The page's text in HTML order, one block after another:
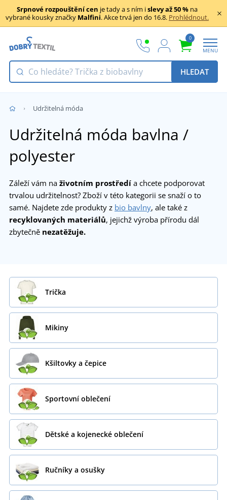
Srpnové rozpouštění cen je tady a s ním islevy až 50 % na
vybrané kousky značky Malfini. Akce trvá jen do 16.8. Prohlédnout.
0
MENU
HLEDAT
Udržitelná móda
Udržitelná móda bavlna /
polyester
Záleží vám na životním prostředí a chcete podporovat
trvalou udržitelnost? Zboží v této kategorii se snaží o to
samé. Najdete zde produkty z bio bavlny, ale také z
recyklovaných materiálů, jejichž výroba přírodu dál
zbytečně nezatěžuje.
Trička
Mikiny
Kšiltovky a čepice
Sportovní oblečení
Dětské a kojenecké oblečení
Ručníky a osušky